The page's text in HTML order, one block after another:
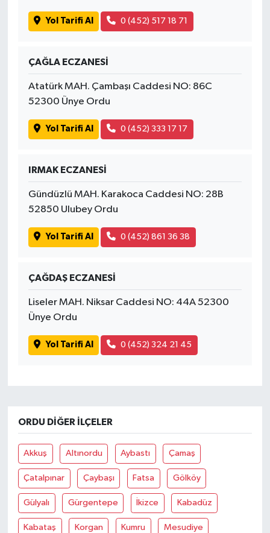
Yol Tarifi Al 0 (452) 517 18 71
ÇAĞLA ECZANESİ
Atatürk MAH. Çambaşı Caddesi NO: 86C
52300 Ünye Ordu
Yol Tarifi Al 0 (452) 333 17 17
IRMAK ECZANESİ
Gündüzlü MAH. Karakoca Caddesi NO: 28B
52850 Ulubey Ordu
Yol Tarifi Al 0 (452) 861 36 38
ÇAĞDAŞ ECZANESİ
Liseler MAH. Niksar Caddesi NO: 44A 52300
Ünye Ordu
Yol Tarifi Al 0 (452) 324 21 45
ORDU DIĞER İLÇELER
Akkuş Altınordu Aybastı Çamaş
Çatalpınar Çaybaşı Fatsa Gölköy
Gülyalı Gürgentepe İkizce Kabadüz
Kabataş Korgan Kumru Mesudiye